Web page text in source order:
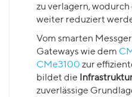
zu verlagern,
weiter reduziert
Vom smarten
Gateways wie dem
CMe3100 zur
bildet die
zuverlässige